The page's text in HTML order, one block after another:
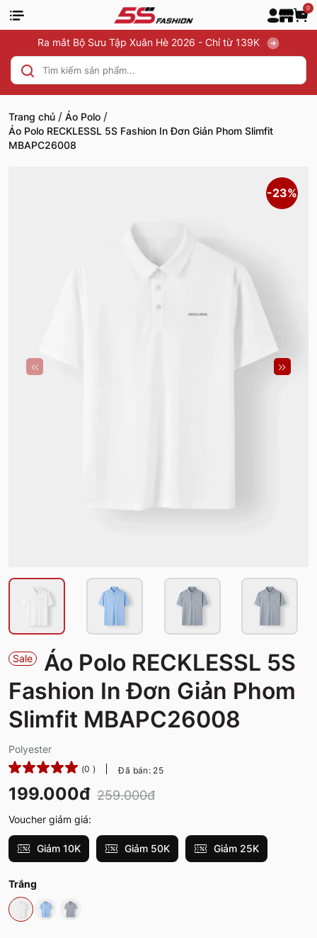
0
Ra mắt Bộ Sưu Tập Xuân Hè 2026 - Chỉ từ 139K
Trang chủ / Áo Polo /
Áo Polo RECKLESSL 5S Fashion In Đơn Giản Phom Slimfit
MBAPC26008
-23%
Sale
Áo Polo RECKLESSL 5S
Fashion In Đơn Giản Phom
Slimfit MBAPC26008
Polyester
(0 ) Đã bán: 25
199.000đ 259.000đ
Voucher giảm giá:
Giảm 10K Giảm 50K Giảm 25K
Trắng